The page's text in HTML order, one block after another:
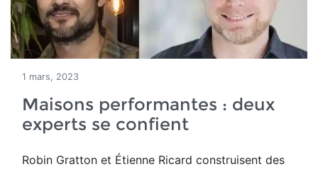
1 mars, 2023
Maisons performantes : deux
experts se confient
Robin Gratton et Étienne Ricard construisent des